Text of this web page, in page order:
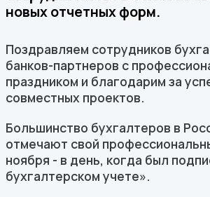
новых отчетных форм.
Поздравляем сотрудников
банков-партнеров с
праздником и благодарим за
совместных проектов.
Большинство бухгалтеров в
отмечают свой
ноября - в день, когда был
бухгалтерском учете».